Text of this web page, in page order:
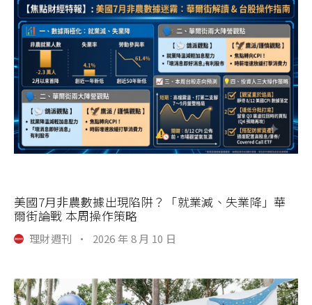
美國7月非農數據出現陷阱？「就業減、失業降」華
爾街論戰 本周操作策略
理財週刊 · 2026 年 8 月 10 日